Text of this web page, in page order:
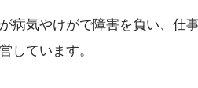
病気やけがで障害を負い、仕
しています。